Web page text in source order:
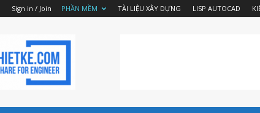
Sign in / Join PHẦN MỀM TÀI LIỆU XÂY DỰNG LISP AUTOCAD
Kysuthietke
|
Website
chia
phần